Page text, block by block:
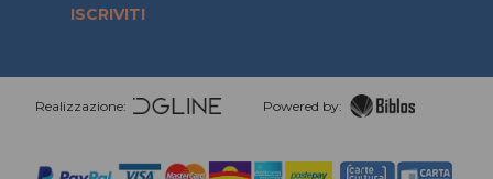
ISCRIVITI
Realizzazione: Powered by: